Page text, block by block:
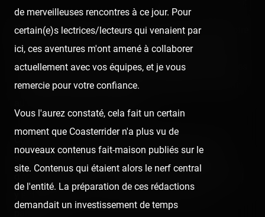
[SRLP 10/24]Après Marseillan, nous avons clôturé notre
promenade nocturne sur le Luna Park du Cap d'Agde
avec en prime, Delphine qui nous a rejoint pour faire des
manèges ! 😍 (En gros, toute la Coasterrider Team était
Comme Europark Vias (son concurrent direct), c'est
sacrément complet et il y a un très très grand choix
d'attractions, fixes comme transportables. C'est festif, il
y a du monde, et il n'y a pas plus vivant comme
de merveilleuses rencontres à ce jour. Pour
certain(e)s lectrices/lecteurs qui venaient par
ici, ces aventures m'ont amené à collaborer
actuellement avec vos équipes, et je vous
remercie pour votre confiance.
Vous l'aurez constaté, cela fait un certain
moment que Coasterrider n'a plus vu de
nouveaux contenus fait-maison publiés sur le
site. Contenus qui étaient alors le nerf central
de l'entité. La préparation de ces rédactions
demandait un investissement de temps